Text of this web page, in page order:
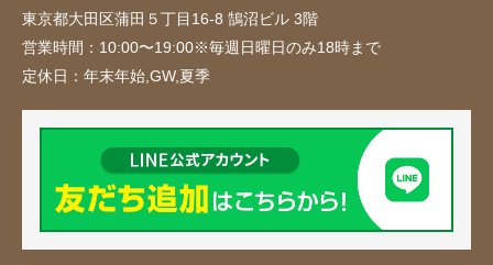
東京都大田区蒲田５丁目16-8 鵠沼ビル 3階
営業時間： 10:00〜19:00※毎週日曜日のみ18時まで
定休日： 年末年始,GW,夏季